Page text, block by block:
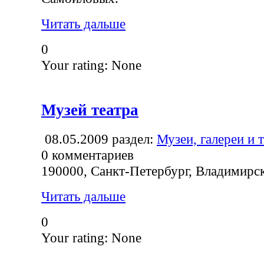
Читать дальше
0
Your rating: None
Музей театра
08.05.2009 раздел: Музеи, галереи и
0 комментариев
190000, Санкт-Петербург,
Читать дальше
0
Your rating: None